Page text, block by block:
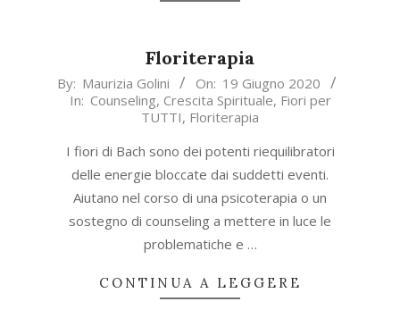
Floriterapia
2020-
06-
By: Maurizia Golini On: 19 Giugno 2020
In: Counseling, Crescita Spirituale, Fiori per
TUTTI, Floriterapia
I fiori di Bach sono dei potenti riequilibratori
delle energie bloccate dai suddetti eventi.
Aiutano nel corso di una psicoterapia o un
sostegno di counseling a mettere in luce le
problematiche e …
CONTINUA A LEGGERE